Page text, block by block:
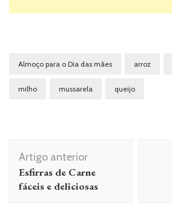
Almoço para o Dia das mães arroz
milho mussarela queijo
Navegação
de
post
Artigo anterior
Esfirras de Carne
fáceis e deliciosas